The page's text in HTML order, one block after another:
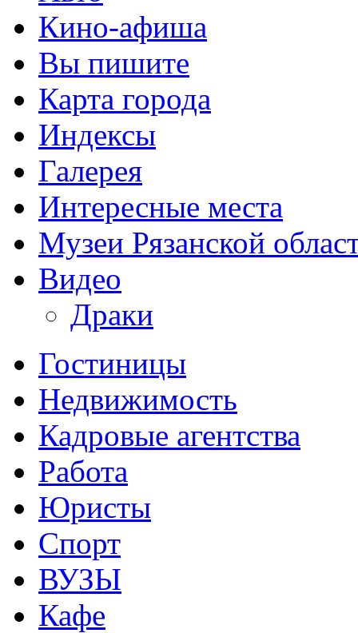
Кино-афиша
Вы пишите
Карта города
Индексы
Галерея
Интересные места
Музеи Рязанской
Видео
Драки
Гостиницы
Недвижимость
Кадровые агентства
Работа
Юристы
Спорт
ВУЗЫ
Кафе